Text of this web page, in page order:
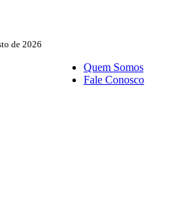
de 2026
Quem Somos
Fale Conosco